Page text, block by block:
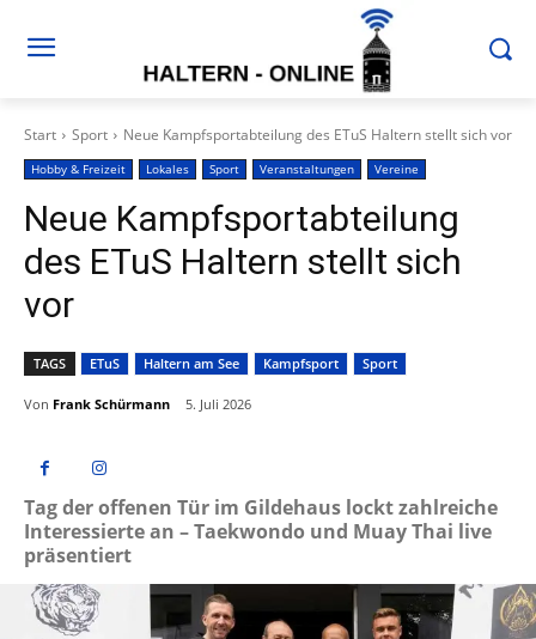
Start Sport Neue Kampfsportabteilung des ETuS Haltern stellt sich vor
Hobby & Freizeit Lokales Sport Veranstaltungen Vereine
Neue Kampfsportabteilung
des ETuS Haltern stellt sich
vor
TAGS ETuS Haltern am See Kampfsport Sport
Von Frank Schürmann 5. Juli 2026
Tag der offenen Tür im Gildehaus lockt zahlreiche
Interessierte an – Taekwondo und Muay Thai live
präsentiert